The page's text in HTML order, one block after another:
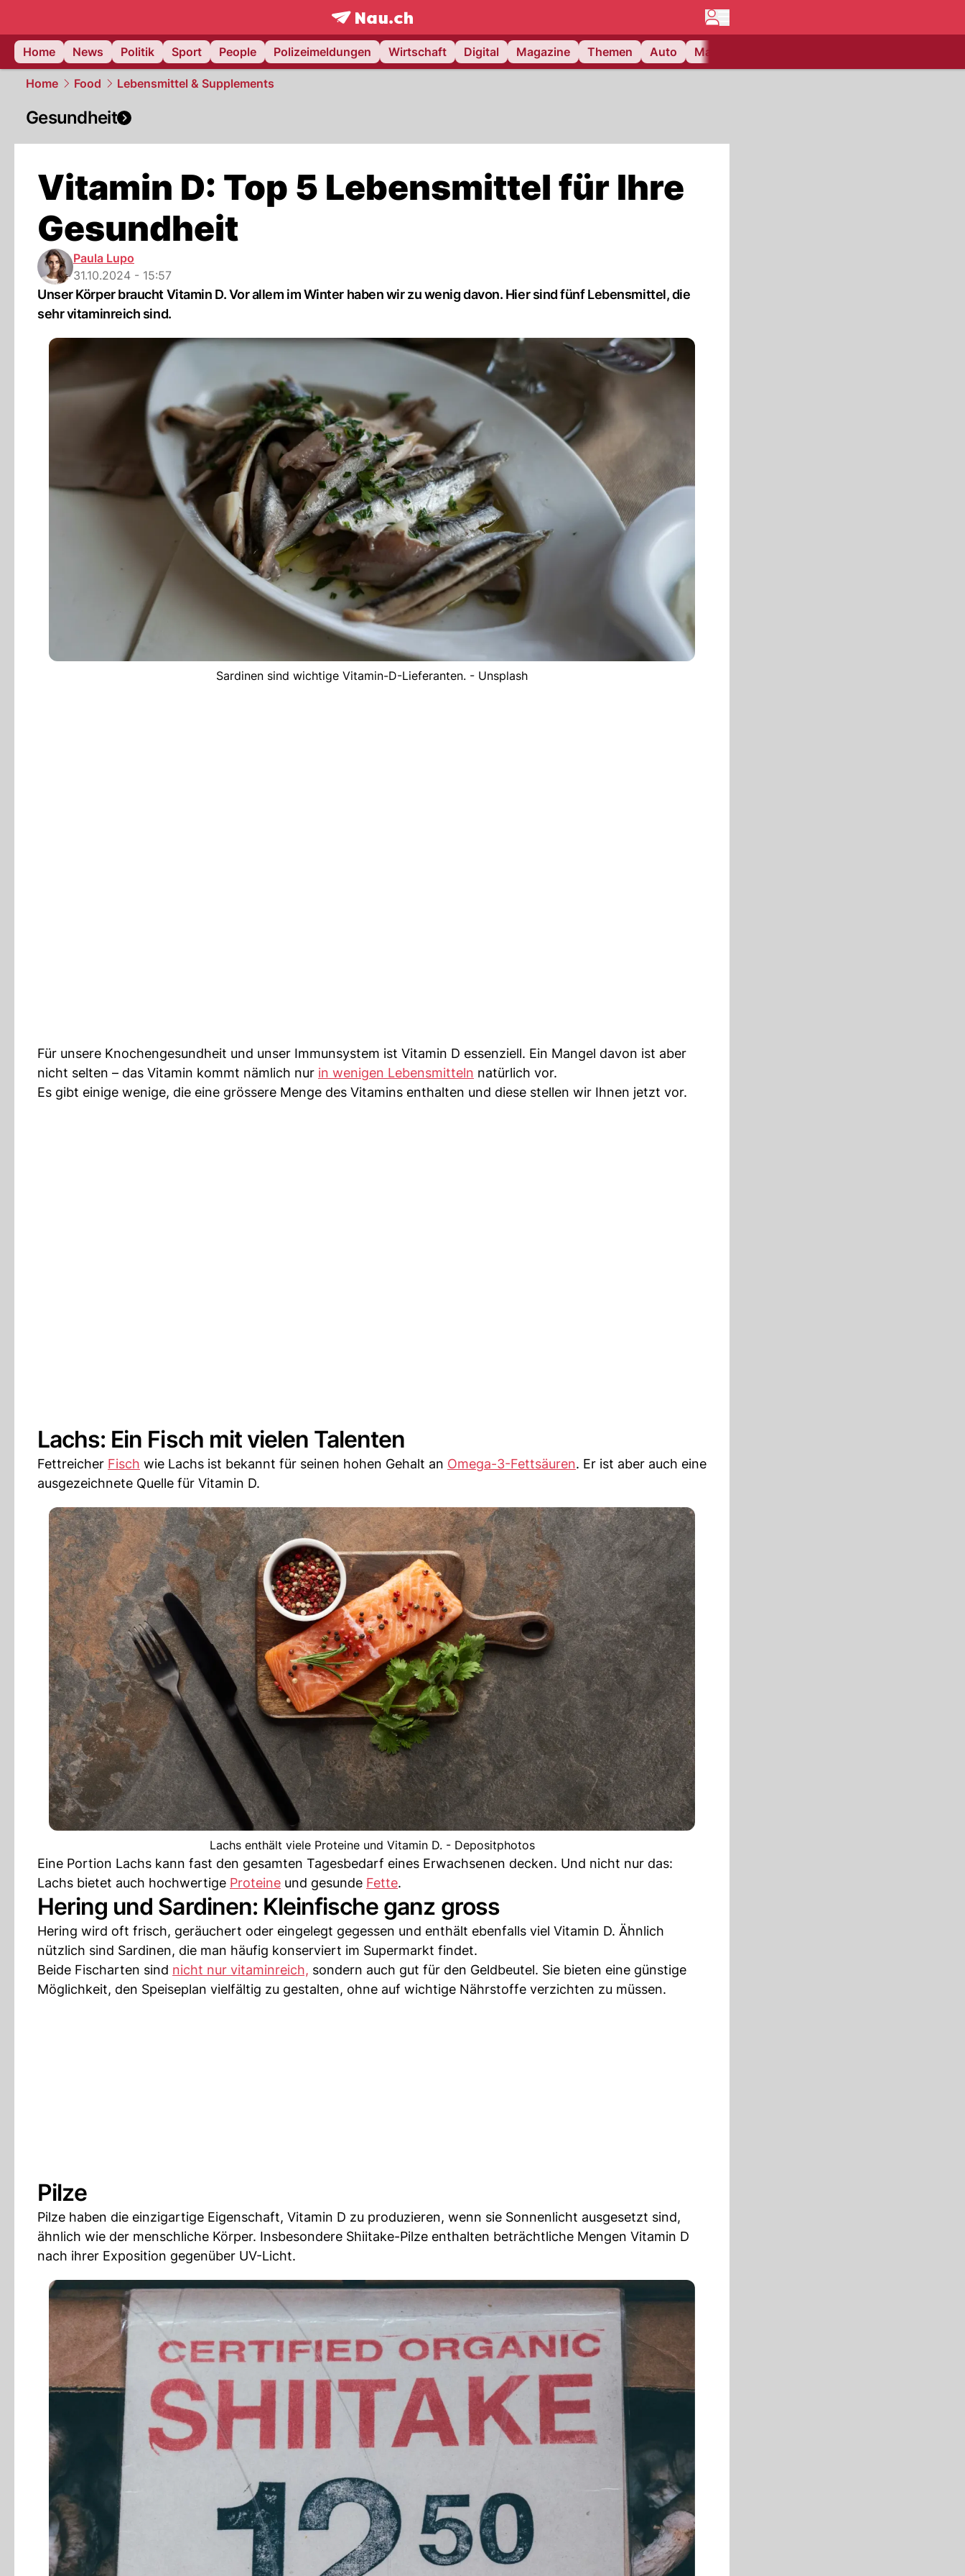
frontpage.NAU.ch
Home
News Politik Sport People Polizeimeldungen Wirtschaft Digital Magazine Themen Auto Matchcenter
Home Food Lebensmittel & Supplements
Gesundheit
Vitamin D: Top 5 Lebensmittel für Ihre
Gesundheit
Paula Lupo
31.10.2024 - 15:57
Unser Körper braucht Vitamin D. Vor allem im Winter haben wir zu wenig davon. Hier sind fünf Lebensmittel, die
sehr vitaminreich sind.
Sardinen sind wichtige Vitamin-D-Lieferanten. - Unsplash
Für unsere Knochengesundheit und unser Immunsystem ist Vitamin D essenziell. Ein Mangel davon ist aber
nicht selten – das Vitamin kommt nämlich nur in wenigen Lebensmitteln natürlich vor.
Es gibt einige wenige, die eine grössere Menge des Vitamins enthalten und diese stellen wir Ihnen jetzt vor.
Lachs: Ein Fisch mit vielen Talenten
Fettreicher Fisch wie Lachs ist bekannt für seinen hohen Gehalt an Omega-3-Fettsäuren. Er ist aber auch eine
ausgezeichnete Quelle für Vitamin D.
Lachs enthält viele Proteine und Vitamin D. - Depositphotos
Eine Portion Lachs kann fast den gesamten Tagesbedarf eines Erwachsenen decken. Und nicht nur das:
Lachs bietet auch hochwertige Proteine und gesunde Fette.
Hering und Sardinen: Kleinfische ganz gross
Hering wird oft frisch, geräuchert oder eingelegt gegessen und enthält ebenfalls viel Vitamin D. Ähnlich
nützlich sind Sardinen, die man häufig konserviert im Supermarkt findet.
Beide Fischarten sind nicht nur vitaminreich, sondern auch gut für den Geldbeutel. Sie bieten eine günstige
Möglichkeit, den Speiseplan vielfältig zu gestalten, ohne auf wichtige Nährstoffe verzichten zu müssen.
Pilze
Pilze haben die einzigartige Eigenschaft, Vitamin D zu produzieren, wenn sie Sonnenlicht ausgesetzt sind,
ähnlich wie der menschliche Körper. Insbesondere Shiitake-Pilze enthalten beträchtliche Mengen Vitamin D
nach ihrer Exposition gegenüber UV-Licht.